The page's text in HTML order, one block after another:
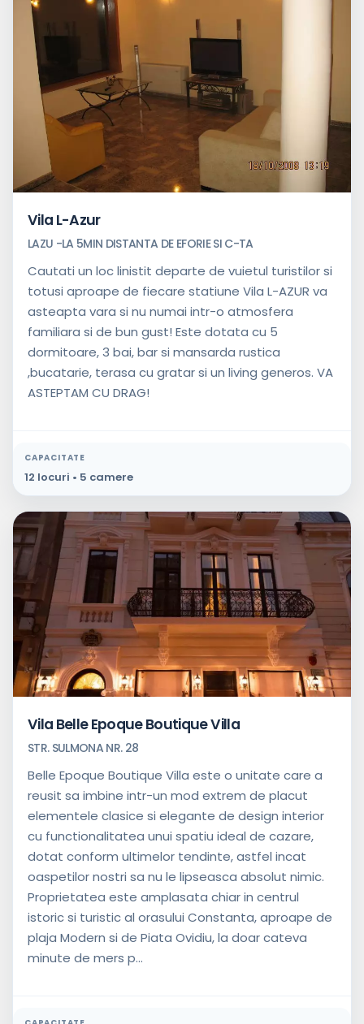
Vila L-Azur
LAZU -LA 5MIN DISTANTA DE EFORIE SI C-TA
Cautati un loc linistit departe de vuietul turistilor si
totusi aproape de fiecare statiune Vila L-AZUR va
asteapta vara si nu numai intr-o atmosfera
familiara si de bun gust! Este dotata cu 5
dormitoare, 3 bai, bar si mansarda rustica
,bucatarie, terasa cu gratar si un living generos. VA
ASTEPTAM CU DRAG!
CAPACITATE
12 locuri • 5 camere
Vila Belle Epoque Boutique Villa
STR. SULMONA NR. 28
Belle Epoque Boutique Villa este o unitate care a
reusit sa imbine intr-un mod extrem de placut
elementele clasice si elegante de design interior
cu functionalitatea unui spatiu ideal de cazare,
dotat conform ultimelor tendinte, astfel incat
oaspetilor nostri sa nu le lipseasca absolut nimic.
Proprietatea este amplasata chiar in centrul
istoric si turistic al orasului Constanta, aproape de
plaja Modern si de Piata Ovidiu, la doar cateva
minute de mers p...